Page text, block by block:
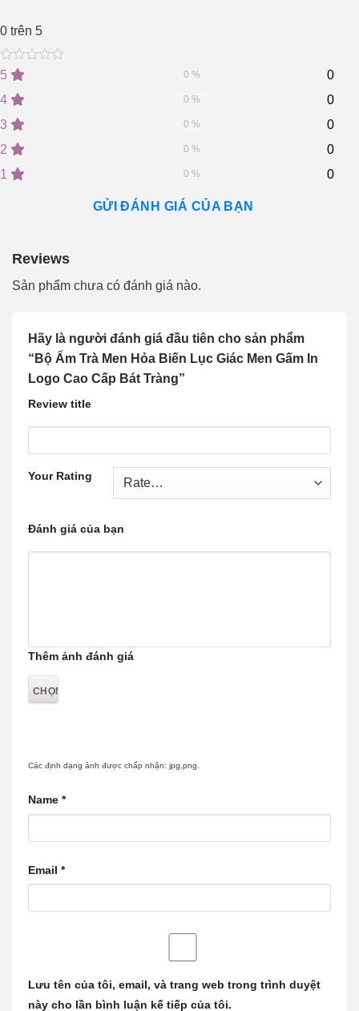
0 trên 5
0
out
of
5
on
0
ratings
5 0
0 %
4 0
0 %
3 0
0 %
2 0
0 %
1 0
0 %
GỬI ĐÁNH GIÁ CỦA BẠN
Reviews
Sản phẩm chưa có đánh giá nào.
Hãy là người đánh giá đầu tiên cho sản phẩm
“Bộ Ấm Trà Men Hỏa Biến Lục Giác Men Gấm In
Logo Cao Cấp Bát Tràng”
Review title
Your Rating
Đánh giá của bạn
Thêm ảnh đánh giá
Các định dạng ảnh được chấp nhận: jpg,png.
Name *
Email *
Lưu tên của tôi, email, và trang web trong trình duyệt
này cho lần bình luận kế tiếp của tôi.